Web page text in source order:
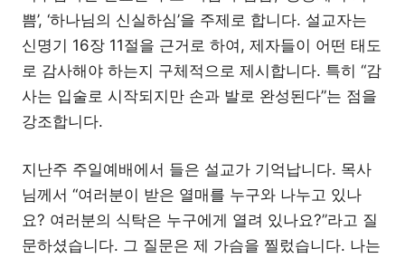
쁨’, ‘하나님의 신실하심’을 주제로 합니다. 설교자는
신명기 16장 11절을 근거로 하여, 제자들이 어떤 태도
로 감사해야 하는지 구체적으로 제시합니다. 특히 “감
사는 입술로 시작되지만 손과 발로 완성된다”는 점을
강조합니다.
지난주 주일예배에서 들은 설교가 기억납니다. 목사
님께서 “여러분이 받은 열매를 누구와 나누고 있나
요? 여러분의 식탁은 누구에게 열려 있나요?”라고 질
문하셨습니다. 그 질문은 제 가슴을 찔렀습니다. 나는